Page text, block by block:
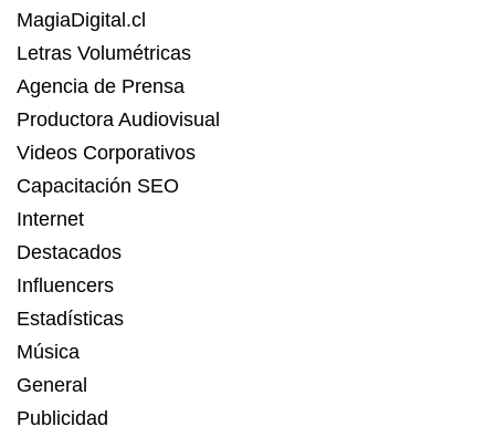
MagiaDigital.cl
Letras Volumétricas
Agencia de Prensa
Productora Audiovisual
Videos Corporativos
Capacitación SEO
Internet
Destacados
Influencers
Estadísticas
Música
General
Publicidad